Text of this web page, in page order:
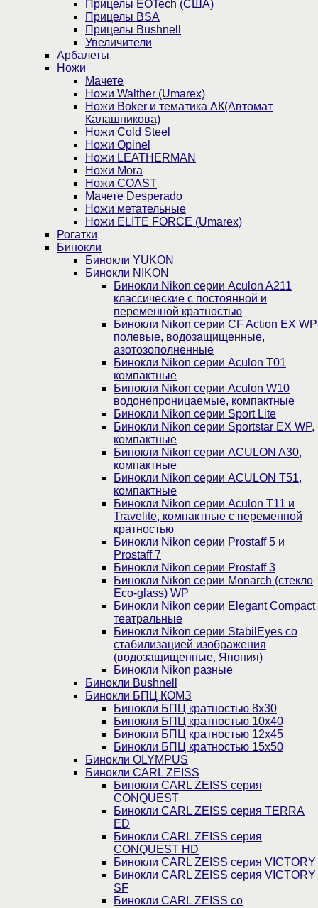
Прицелы EOTech (США)
Прицелы BSA
Прицелы Bushnell
Увеличители
Арбалеты
Ножи
Мачете
Ножи Walther (Umarex)
Ножи Boker и тематика АК(Автомат
Калашникова)
Ножи Cold Steel
Ножи Opinel
Ножи LEATHERMAN
Ножи Mora
Ножи COAST
Мачете Desperado
Ножи метательные
Ножи ELITE FORCE (Umarex)
Рогатки
Бинокли
Бинокли YUKON
Бинокли NIKON
Бинокли Nikon серии Aculon A211
классические с постоянной и
переменной кратностью
Бинокли Nikon серии СF Action EX WP
полевые, водозащищенные,
азотозополненные
Бинокли Nikon серии Aculon T01
компактные
Бинокли Nikon серии Aculon W10
водонепроницаемые, компактные
Бинокли Nikon серии Sport Lite
Бинокли Nikon серии Sportstar EX WP,
компактные
Бинокли Nikon серии ACULON A30,
компактные
Бинокли Nikon серии ACULON Т51,
компактные
Бинокли Nikon серии Aculon T11 и
Travelite, компактные с переменной
кратностью
Бинокли Nikon серии Prostaff 5 и
Prostaff 7
Бинокли Nikon серии Prostaff 3
Бинокли Nikon серии Monarch (стекло
Eco-glass) WP
Бинокли Nikon серии Elegant Compact
театральные
Бинокли Nikon серии StabilEyes со
стабилизацией изображения
(водозащищенные, Япония)
Бинокли Nikon разные
Бинокли Bushnell
Бинокли БПЦ КОМЗ
Бинокли БПЦ кратностью 8х30
Бинокли БПЦ кратностью 10х40
Бинокли БПЦ кратностью 12х45
Бинокли БПЦ кратностью 15х50
Бинокли OLYMPUS
Бинокли CARL ZEISS
Бинокли CARL ZEISS серия
CONQUEST
Бинокли CARL ZEISS серия TERRA
ED
Бинокли CARL ZEISS серия
CONQUEST HD
Бинокли CARL ZEISS серия VICTORY
Бинокли CARL ZEISS серия VICTORY
SF
Бинокли CARL ZEISS со